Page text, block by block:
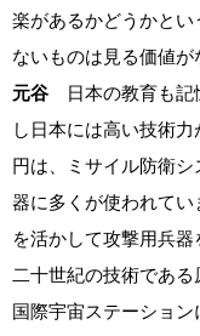
楽があるかどうかと
ないものは見る価値が
元谷
日本の教育も
し日本には高い技術
円は、ミサイル防衛
器に多くが使われて
を活かして攻撃用兵器
二十世紀の技術である
国際宇宙ステーショ